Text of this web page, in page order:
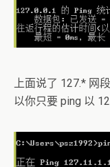
上面说了 127.* 网
以你只要 ping 以